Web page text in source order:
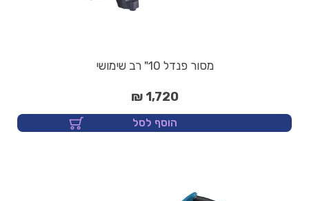
מסור פנדל 10" רב שימושי
1,720 ₪
הוסף לסל